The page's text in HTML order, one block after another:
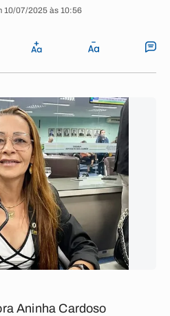
10/07/2025 às 10:56
Aninha Cardoso